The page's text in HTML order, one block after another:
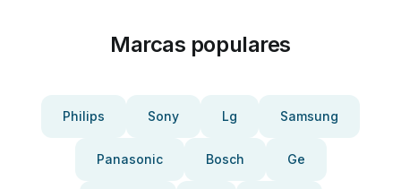
Marcas populares
Philips Sony Lg Samsung
Panasonic Bosch Ge